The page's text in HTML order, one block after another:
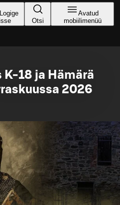
Logige
Otsi
Avatud
mobiilimenüü
K-18 ja Hämärä
2026